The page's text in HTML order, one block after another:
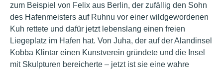
zum Beispiel von Felix aus Berlin, der zufällig den Sohn
des Hafenmeisters auf Ruhnu vor einer wildgewordenen
Kuh rettete und dafür jetzt lebenslang einen freien
Liegeplatz im Hafen hat. Von Juha, der auf der Alandinsel
Kobba Klintar einen Kunstverein gründete und die Insel
mit Skulpturen bereicherte – jetzt ist sie eine wahre